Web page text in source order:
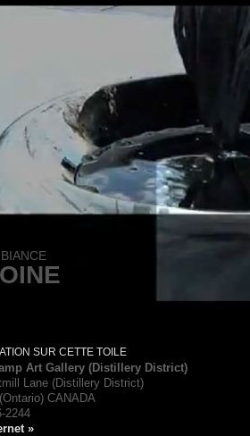
SUR CETTE TOILE
Art Gallery (Distillery District)
Lane (Distillery District)
CANADA
2244
»